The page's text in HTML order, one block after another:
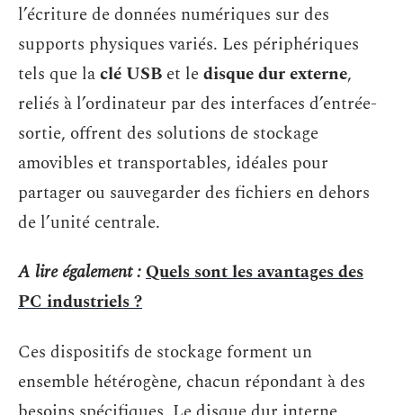
l’écriture de données numériques sur des
supports physiques variés. Les périphériques
tels que laclé USB et ledisque dur externe,
reliés à l’ordinateur par des interfaces d’entrée-
sortie, offrent des solutions de stockage
amovibles et transportables, idéales pour
partager ou sauvegarder des fichiers en dehors
de l’unité centrale.
A lire également :Quels sont les avantages des
PC industriels ?
Ces dispositifs de stockage forment un
ensemble hétérogène, chacun répondant à des